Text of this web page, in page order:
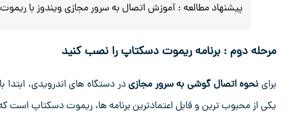
پیشنهاد مطالعه : آموزش اتصال به سرور مجازی ویندوز با
مرحله دوم : برنامه ریموت دسکتاپ را نصب کنید
برای نحوه اتصال گوشی به سرور مجازیدر دستگاه‌ های اندرویدی،
یکی از محبوب ‌ترین و قابل اعتمادترین برنامه‌ ها، ریموت دسکتاپ